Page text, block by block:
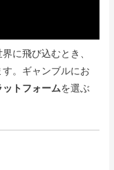
に飛び込むとき、
。ギャンブルにお
トフォームを選ぶ